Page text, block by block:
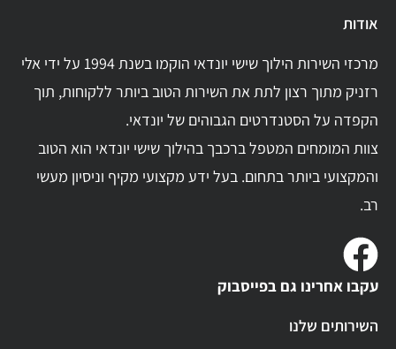
אודות
מרכזי השירות הילוך שישי יונדאי הוקמו בשנת 1994 על ידי אלי
רזניק מתוך רצון לתת את השירות הטוב ביותר ללקוחות, תוך
הקפדה על הסטנדרטים הגבוהים של יונדאי.
צוות המומחים המטפל ברכבך בהילוך שישי יונדאי הוא הטוב
והמקצועי ביותר בתחום. בעל ידע מקצועי מקיף וניסיון מעשי
רב.
עקבו אחרינו גם בפייסבוק
השירותים שלנו